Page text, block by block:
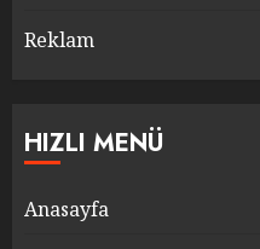
Reklam
HIZLI MENÜ
Anasayfa